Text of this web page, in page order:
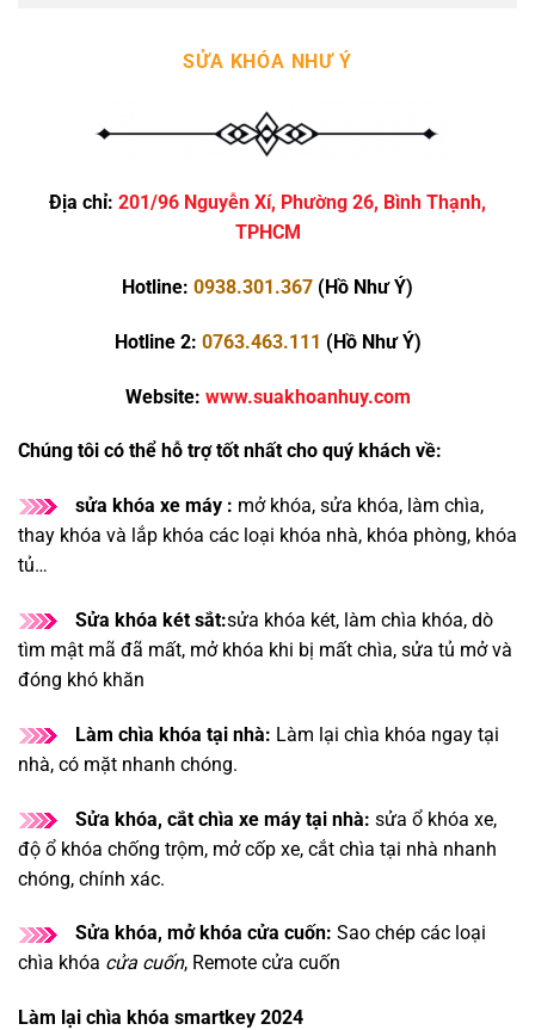
SỬA KHÓA NHƯ Ý
Địa chỉ: 201/96 Nguyễn Xí, Phường 26, Bình Thạnh,
TPHCM
Hotline: 0938.301.367 (Hồ Như Ý)
Hotline 2: 0763.463.111 (Hồ Như Ý)
Website: www.suakhoanhuy.com
Chúng tôi có thể hỗ trợ tốt nhất cho quý khách về:
sửa khóa xe máy : mở khóa, sửa khóa, làm chìa,
thay khóa và lắp khóa các loại khóa nhà, khóa phòng, khóa
tủ…
Sửa khóa két sắt:sửa khóa két, làm chìa khóa, dò
tìm mật mã đã mất, mở khóa khi bị mất chìa, sửa tủ mở và
đóng khó khăn
Làm chìa khóa tại nhà: Làm lại chìa khóa ngay tại
nhà, có mặt nhanh chóng.
Sửa khóa, cắt chìa xe máy tại nhà: sửa ổ khóa xe,
độ ổ khóa chống trộm, mở cốp xe, cắt chìa tại nhà nhanh
chóng, chính xác.
Sửa khóa, mở khóa cửa cuốn: Sao chép các loại
chìa khóa cửa cuốn, Remote cửa cuốn
Làm lại chìa khóa smartkey 2024